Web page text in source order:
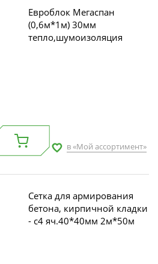
Евроблок Мегаспан
(0,6м*1м) 30мм
тепло,шумоизоляция
в «Мой ассортимент»
Сетка для армирования
бетона, кирпичной кладки
- с4 яч.40*40мм 2м*50м